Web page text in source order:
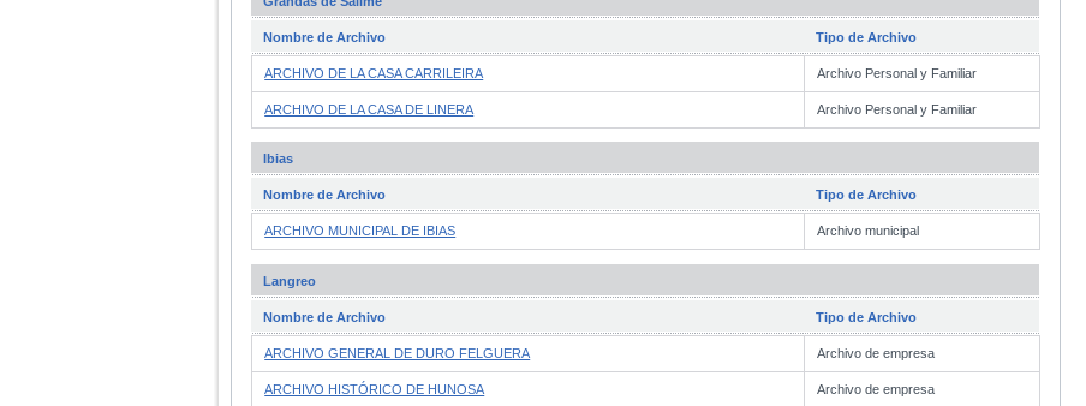
Nombre de Archivo Tipo de Archivo
ARCHIVO DE LA CASA CARRILEIRA Archivo Personal y Familiar
ARCHIVO DE LA CASA DE LINERA Archivo Personal y Familiar
Ibias
Nombre de Archivo Tipo de Archivo
ARCHIVO MUNICIPAL DE IBIAS Archivo municipal
Langreo
Nombre de Archivo Tipo de Archivo
ARCHIVO GENERAL DE DURO FELGUERA Archivo de empresa
ARCHIVO HISTÓRICO DE HUNOSA Archivo de empresa